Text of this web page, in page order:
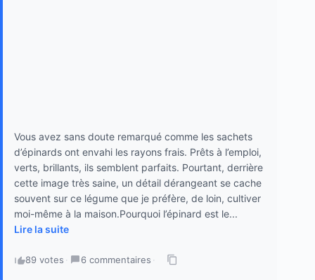
Vous avez sans doute remarqué comme les sachets
d’épinards ont envahi les rayons frais. Prêts à l’emploi,
verts, brillants, ils semblent parfaits. Pourtant, derrière
cette image très saine, un détail dérangeant se cache
souvent sur ce légume que je préfère, de loin, cultiver
moi-même à la maison.Pourquoi l’épinard est le...
Lire la suite
89 votes · 6 commentaires ·